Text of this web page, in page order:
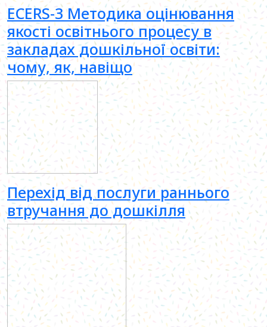
ECERS-3 Методика оцінювання
якості освітнього процесу в
закладах дошкільної освіти:
чому, як, навіщо
Перехід від послуги раннього
втручання до дошкілля